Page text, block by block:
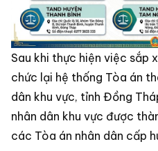
Sau khi thực hiện việc sắp
chức lại hệ thống Tòa án
dân khu vực, tỉnh Đồng
nhân dân khu vực được
các Tòa án nhân dân cấp